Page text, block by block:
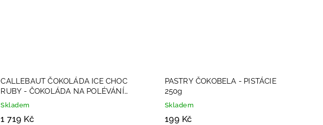
CALLEBAUT ČOKOLÁDA ICE CHOC
RUBY - ČOKOLÁDA NA POLÉVÁNÍ
2,5kg
Skladem
1 719 Kč
PASTRY ČOKOBELA - PISTÁCIE
250g
Skladem
199 Kč